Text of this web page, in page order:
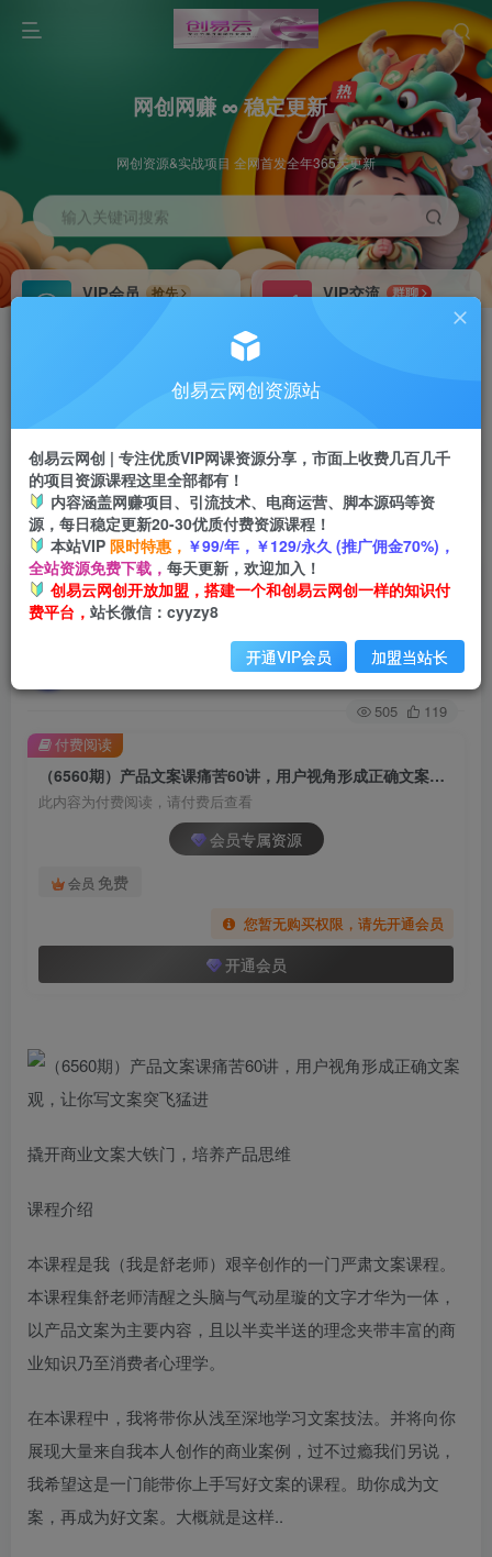
网创网赚 ∞ 稳定更新
网创资源&实战项目 全网首发全年365天更新
输入关键词搜索
VIP会员
抢先
VIP交流
群聊
研究探讨更多创业项目路子。
会员专属推广链接
挂机 项目
脚本卡密
APP下载
GO
首页 创业课程 会员专属 正文
（6560期）产品文案课痛苦60讲，用户视角形成
正确文案观，让你写文案突飞猛进
关注
505 119
（6560期）产品文案课痛苦60讲，用户视角形成正确文案观，让你写文案突飞猛进
此内容为付费阅读，请付费后查看
会员专属资源
会员 免费
您暂无购买权限，请先开通会员
开通会员
付费阅读
​撬开商业文案大铁门，培养产品思维
课程介绍
本课程是我（我是舒老师）艰辛创作的一门严肃文案课程。
本课程集舒老师清醒之头脑与气动星璇的文字才华为一体，
以产品文案为主要内容，且以半卖半送的理念夹带丰富的商
业知识乃至消费者心理学。
在本课程中，我将带你从浅至深地学习文案技法。并将向你
展现大量来自我本人创作的商业案例，过不过瘾我们另说，
我希望这是一门能带你上手写好文案的课程。助你成为文
案，再成为好文案。大概就是这样..
创易云网创资源站
创易云网创 | 专注优质VIP网课资源分享，市面上收费几百几千
的项目资源课程这里全部都有！
内容涵盖网赚项目、引流技术、电商运营、脚本源码等资
源，每日稳定更新20-30优质付费资源课程！
本站VIP 限时特惠， ￥99/年，￥129/永久 (推广佣金70%)，
全站资源免费下载， 每天更新，欢迎加入！
创易云网创开放加盟，搭建一个和创易云网创一样的知识付
费平台， 站长微信：cyyzy8
开通VIP会员 加盟当站长